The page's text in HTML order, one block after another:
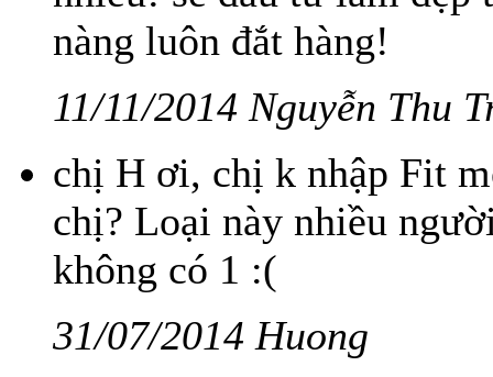
nàng luôn đắt hàng!
11/11/2014 Nguyễn Thu
chị H ơi, chị k nhập Fit
chị? Loại này nhiều
không có 1 :(
31/07/2014 Huong